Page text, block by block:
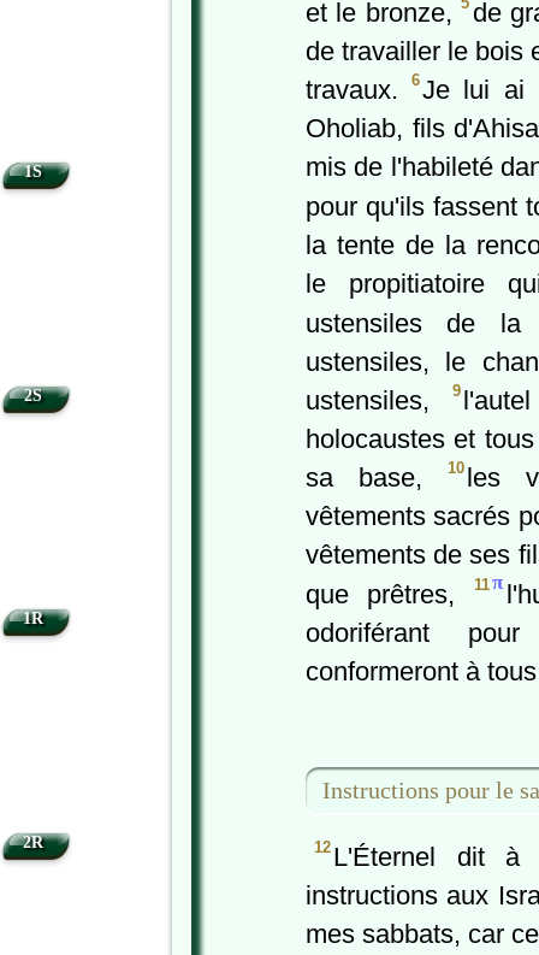
et le bronze, de
de travailler le bois
travaux.6Je lui ai
Oholiab, fils
mis de l'habileté
pour qu'ils fassent
la tente de la
le propitiatoire
ustensiles de
ustensiles, le
ustensiles,
9
holocaustes et
sa base,
10 les
vêtements sacrés
vêtements de ses
que prêtres,
11π
odoriférant
conformeront à
Instructions pour le
12 L'Éternel dit
instructions aux
mes sabbats, car
1S
2S
1R
2R